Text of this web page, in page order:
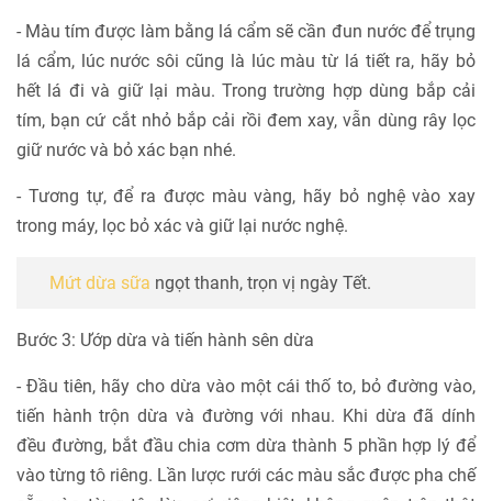
- Màu tím được làm bằng lá cẩm sẽ cần đun nước để trụng
lá cẩm, lúc nước sôi cũng là lúc màu từ lá tiết ra, hãy bỏ
hết lá đi và giữ lại màu. Trong trường hợp dùng bắp cải
tím, bạn cứ cắt nhỏ bắp cải rồi đem xay, vẫn dùng rây lọc
giữ nước và bỏ xác bạn nhé.
- Tương tự, để ra được màu vàng, hãy bỏ nghệ vào xay
trong máy, lọc bỏ xác và giữ lại nước nghệ.
Mứt dừa sữa ngọt thanh, trọn vị ngày Tết.
Bước 3: Ướp dừa và tiến hành sên dừa
- Đầu tiên, hãy cho dừa vào một cái thố to, bỏ đường vào,
tiến hành trộn dừa và đường với nhau. Khi dừa đã dính
đều đường, bắt đầu chia cơm dừa thành 5 phần hợp lý để
vào từng tô riêng. Lần lược rưới các màu sắc được pha chế